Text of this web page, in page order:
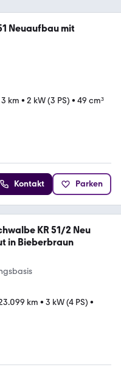
Neuaufbau mit
3 km • 2 kW (3 PS) • 49 cm³
Kontakt Parken
KR 51/2 Neu
in Bieberbraun
km • 3 kW (4 PS) •